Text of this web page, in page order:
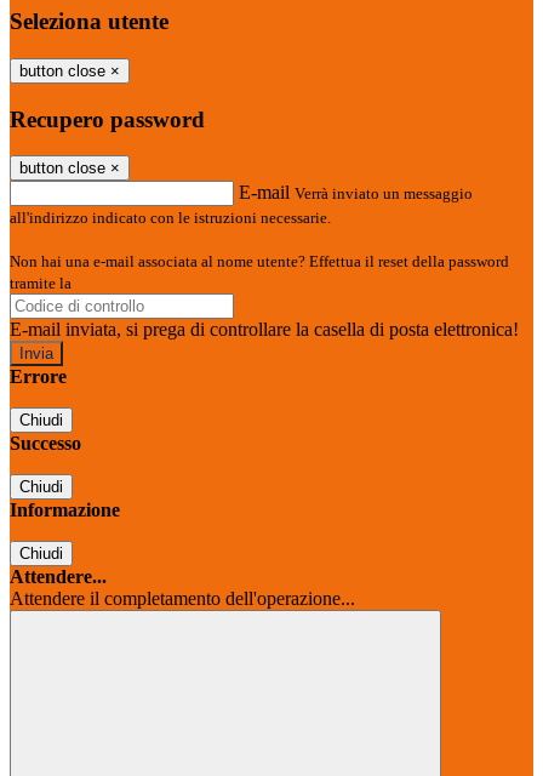
Seleziona utente
button close ×
Recupero password
button close ×
E-mail Verrà inviato un messaggio
all'indirizzo indicato con le istruzioni necessarie.
Non hai una e-mail associata al nome utente? Effettua il reset della password
tramite la
E-mail inviata, si prega di controllare la casella di posta elettronica!
Errore
Chiudi
Successo
Chiudi
Informazione
Chiudi
Attendere...
Attendere il completamento dell'operazione...